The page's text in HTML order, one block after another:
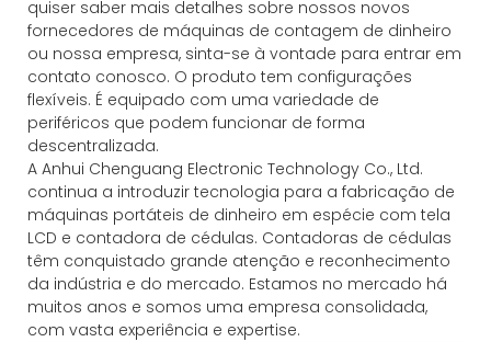
quiser saber mais detalhes sobre nossos novos
fornecedores de máquinas de contagem de dinheiro
ou nossa empresa, sinta-se à vontade para entrar em
contato conosco. O produto tem configurações
flexíveis. É equipado com uma variedade de
periféricos que podem funcionar de forma
descentralizada.
A Anhui Chenguang Electronic Technology Co., Ltd.
continua a introduzir tecnologia para a fabricação de
máquinas portáteis de dinheiro em espécie com tela
LCD e contadora de cédulas. Contadoras de cédulas
têm conquistado grande atenção e reconhecimento
da indústria e do mercado. Estamos no mercado há
muitos anos e somos uma empresa consolidada,
com vasta experiência e expertise.